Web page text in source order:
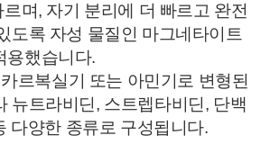
며, 자기 분리에 더 빠르고 완전
도록 자성 물질인 마그네타이트
용했습니다.
르복실기 또는 아민기로 변형된
뉴트라비딘, 스트렙타비딘, 단백
다양한 종류로 구성됩니다.